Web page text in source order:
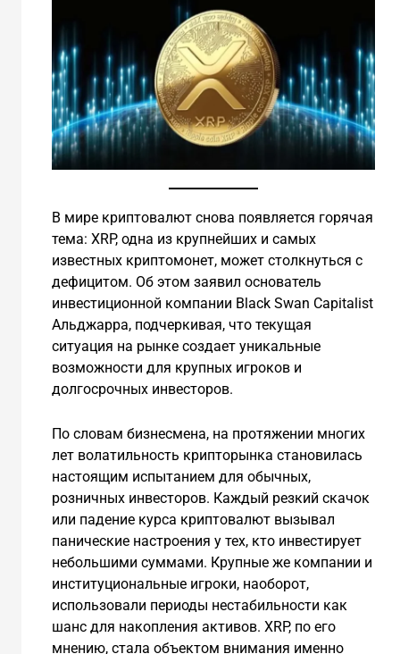
В мире криптовалют снова появляется горячая
тема: XRP, одна из крупнейших и самых
известных криптомонет, может столкнуться с
дефицитом. Об этом заявил основатель
инвестиционной компании Black Swan Capitalist
Альджарра, подчеркивая, что текущая
ситуация на рынке создает уникальные
возможности для крупных игроков и
долгосрочных инвесторов.
По словам бизнесмена, на протяжении многих
лет волатильность крипторынка становилась
настоящим испытанием для обычных,
розничных инвесторов. Каждый резкий скачок
или падение курса криптовалют вызывал
панические настроения у тех, кто инвестирует
небольшими суммами. Крупные же компании и
институциональные игроки, наоборот,
использовали периоды нестабильности как
шанс для накопления активов. XRP, по его
мнению, стала объектом внимания именно